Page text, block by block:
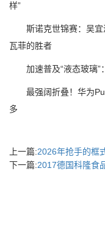
样”
斯诺克世锦赛：吴宜
瓦菲的胜者
加速普及“液态玻璃”
最强阔折叠！华为
多
上一篇:2026年抢手的框
下一篇:2017德国科隆食